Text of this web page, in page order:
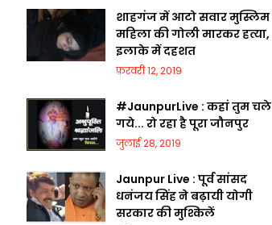
शाहगंज में आटो सवार मुस्लिम
महिला की गोली मारकर हत्या,
इलाके में दहशत
फ़रवरी 12, 2019
#JaunpurLive : कहां तुम चले
गये... रो रहा है पूरा जौनपुर
जुलाई 28, 2019
Jaunpur Live : पूर्व सांसद
धनंजय सिंह ने बढ़ायी योगी
सरकार की मुश्किलें